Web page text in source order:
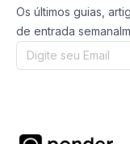
Os últimos guias,
de entrada